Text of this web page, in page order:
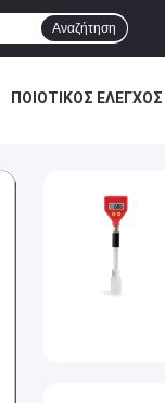
Αναζήτηση
ΠΟΙΟΤΙΚΌΣ ΈΛΕΓΧΟΣ